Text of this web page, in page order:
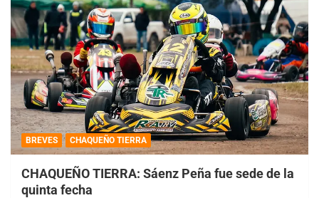
BREVES CHAQUEÑO TIERRA
CHAQUEÑO TIERRA: Sáenz Peña fue sede de la
quinta fecha